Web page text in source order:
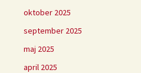
oktober 2025
september 2025
maj 2025
april 2025